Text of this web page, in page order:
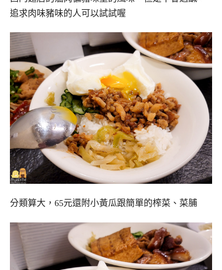
追求肉味豬味的人可以試試喔
分類算大，65元還附小黃瓜跟簡單的榨菜、菜脯